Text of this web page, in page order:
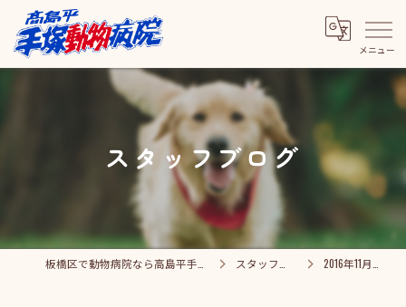
スタッフブログ
スタッフブログ 2016年11月の記事